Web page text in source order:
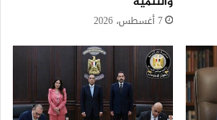
7 أغسطس، 2026